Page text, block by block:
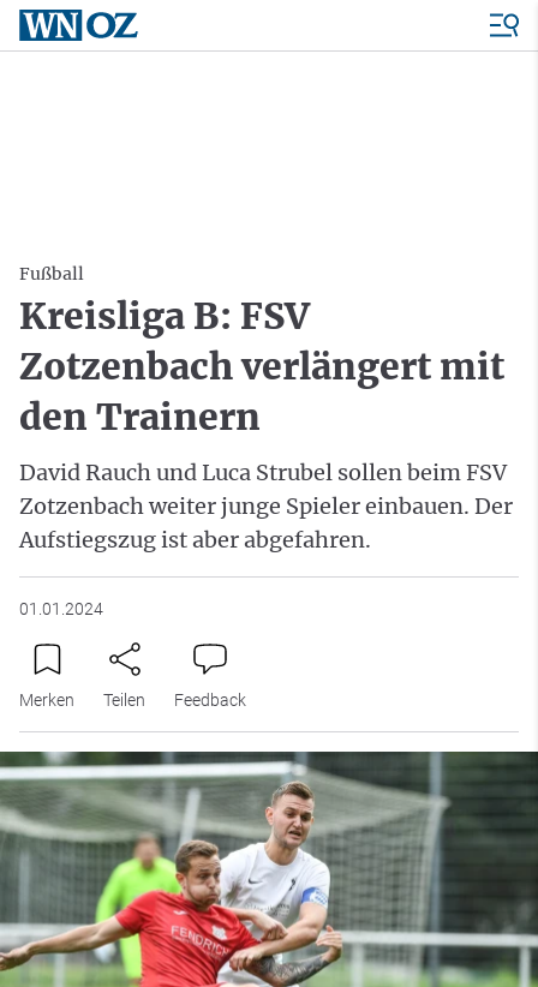
Fußball
Kreisliga B: FSV
Zotzenbach verlängert mit
den Trainern
David Rauch und Luca Strubel sollen beim FSV
Zotzenbach weiter junge Spieler einbauen. Der
Aufstiegszug ist aber abgefahren.
01.01.2024
Merken Teilen Feedback